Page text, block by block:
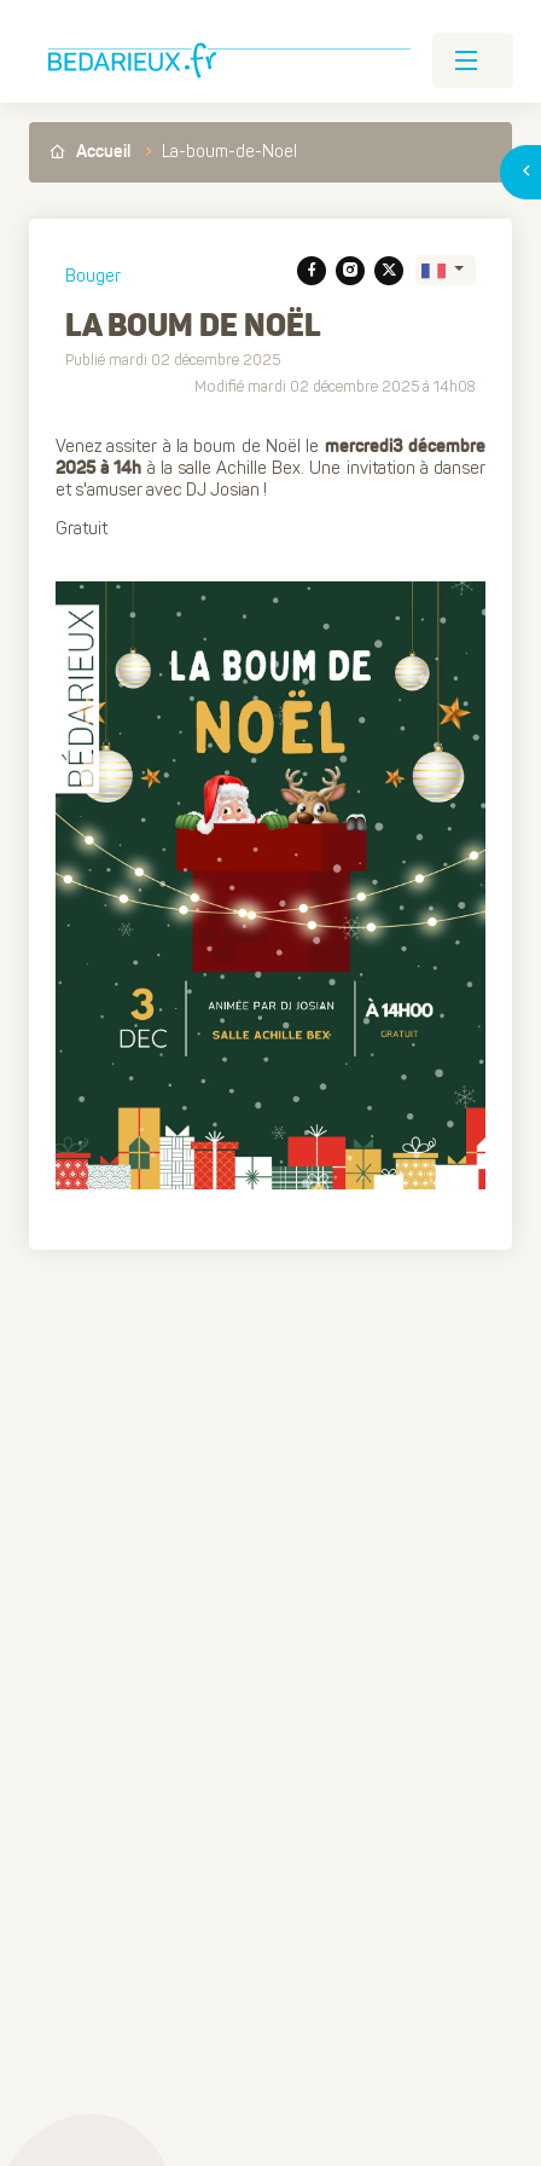
Accueil La-boum-de-Noel
Bouger
Translate
LA BOUM DE NOËL
Publié mardi 02 décembre 2025
Modifié mardi 02 décembre 2025 à 14h08
Venez assiter à la boum de Noël le mercredi3 décembre
2025 à 14h à la salle Achille Bex. Une invitation à danser
et s'amuser avec DJ Josian !
Gratuit